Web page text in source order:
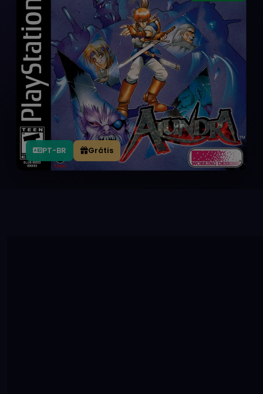
PT-BR Grátis